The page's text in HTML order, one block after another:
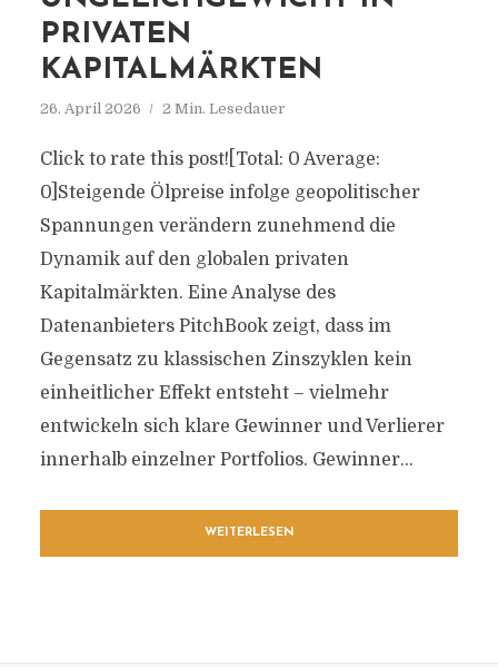
PRIVATEN
KAPITALMÄRKTEN
26. April 2026 2 Min. Lesedauer
Click to rate this post![Total: 0 Average:
0]Steigende Ölpreise infolge geopolitischer
Spannungen verändern zunehmend die
Dynamik auf den globalen privaten
Kapitalmärkten. Eine Analyse des
Datenanbieters PitchBook zeigt, dass im
Gegensatz zu klassischen Zinszyklen kein
einheitlicher Effekt entsteht – vielmehr
entwickeln sich klare Gewinner und Verlierer
innerhalb einzelner Portfolios. Gewinner...
WEITERLESEN